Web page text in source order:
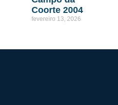
Coorte 2004
fevereiro 13, 2026